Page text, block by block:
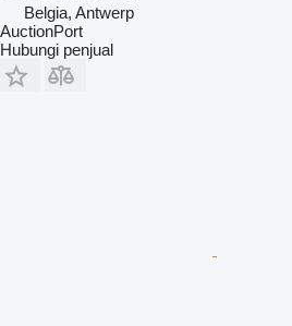
Belgia, Antwerp
AuctionPort
Hubungi penjual